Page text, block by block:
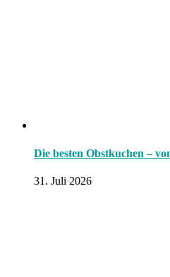
Die besten Obstkuchen –
31. Juli 2026